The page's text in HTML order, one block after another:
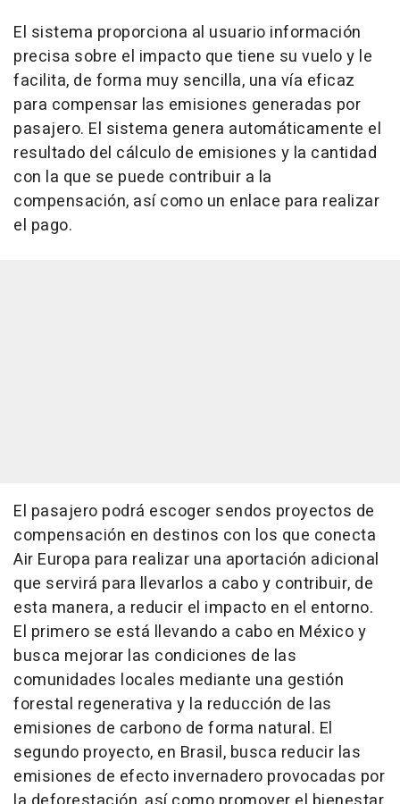
El sistema proporciona al usuario información
precisa sobre el impacto que tiene su vuelo y le
facilita, de forma muy sencilla, una vía eficaz
para compensar las emisiones generadas por
pasajero. El sistema genera automáticamente el
resultado del cálculo de emisiones y la cantidad
con la que se puede contribuir a la
compensación, así como un enlace para realizar
el pago.
El pasajero podrá escoger sendos proyectos de
compensación en destinos con los que conecta
Air Europa para realizar una aportación adicional
que servirá para llevarlos a cabo y contribuir, de
esta manera, a reducir el impacto en el entorno.
El primero se está llevando a cabo en México y
busca mejorar las condiciones de las
comunidades locales mediante una gestión
forestal regenerativa y la reducción de las
emisiones de carbono de forma natural. El
segundo proyecto, en Brasil, busca reducir las
emisiones de efecto invernadero provocadas por